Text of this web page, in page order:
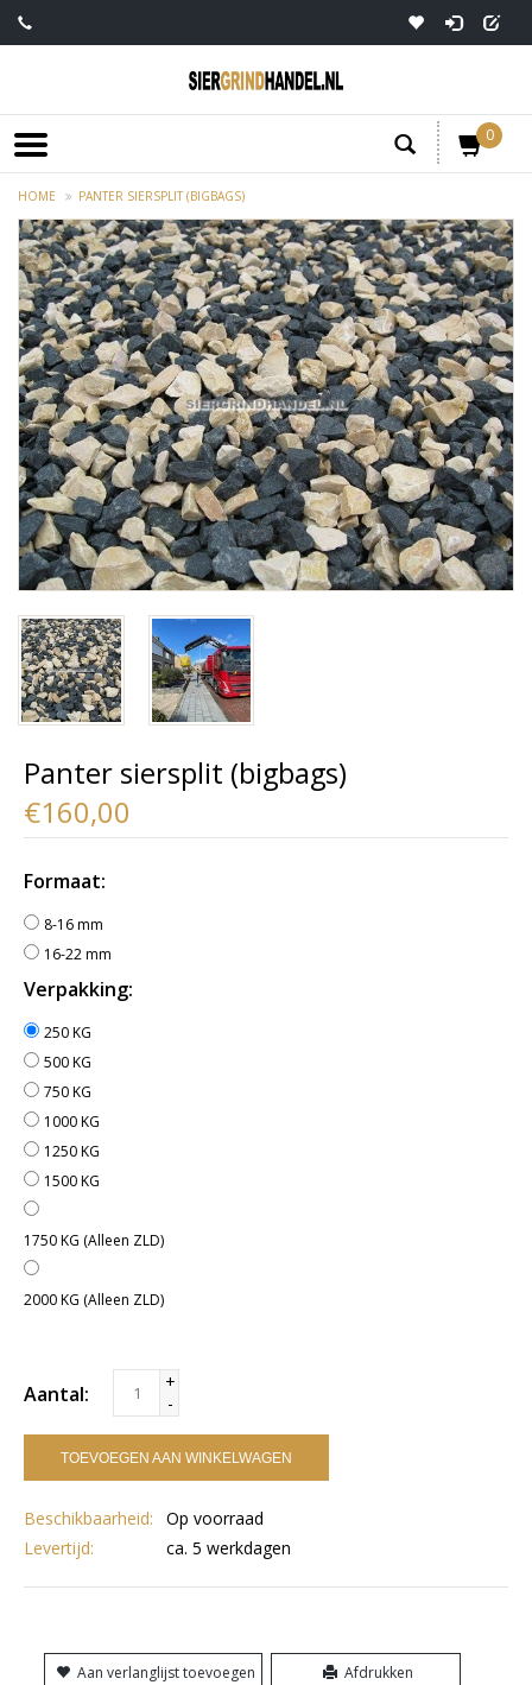
0
HOME PANTER SIERSPLIT (BIGBAGS)
Panter siersplit (bigbags)
€160,00
Formaat:
8-16 mm
16-22 mm
Verpakking:
250 KG
500 KG
750 KG
1000 KG
1250 KG
1500 KG
1750 KG (Alleen ZLD)
2000 KG (Alleen ZLD)
Aantal:
+
-
TOEVOEGEN AAN WINKELWAGEN
Beschikbaarheid:
Op voorraad
Levertijd:
ca. 5 werkdagen
Aan verlanglijst toevoegen Afdrukken